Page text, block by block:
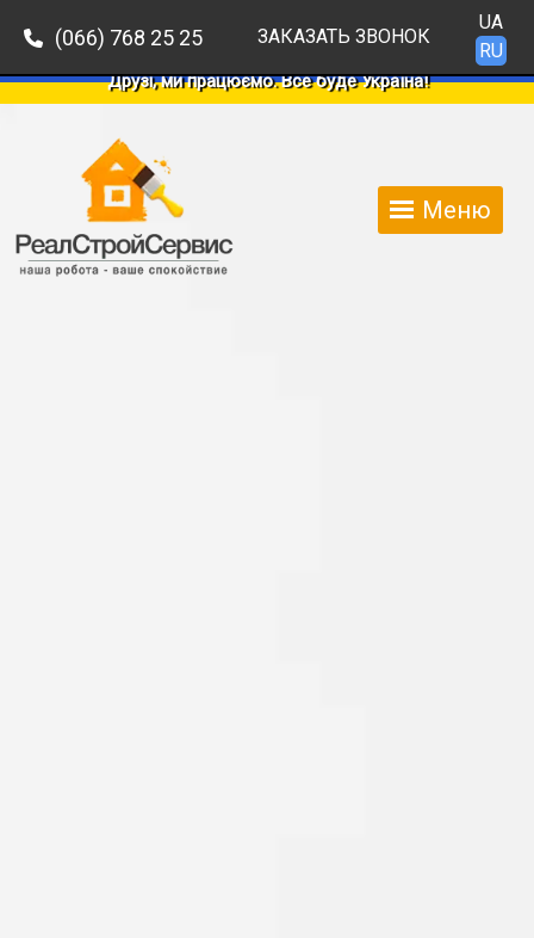
(066) 768 25 25 ЗАКАЗАТЬ ЗВОНОК
UA
RU
Друзі, ми працюємо. Все буде Україна!
Меню